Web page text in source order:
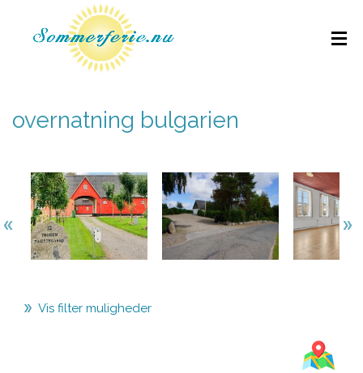
overnatning bulgarien
Vis filter muligheder